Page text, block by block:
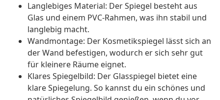
Langlebiges Material: Der Spiegel besteht aus
Glas und einem PVC-Rahmen, was ihn stabil und
langlebig macht.
Wandmontage: Der Kosmetikspiegel lässt sich an
der Wand befestigen, wodurch er sich sehr gut
für kleinere Räume eignet.
Klares Spiegelbild: Der Glasspiegel bietet eine
klare Spiegelung. So kannst du ein schönes und